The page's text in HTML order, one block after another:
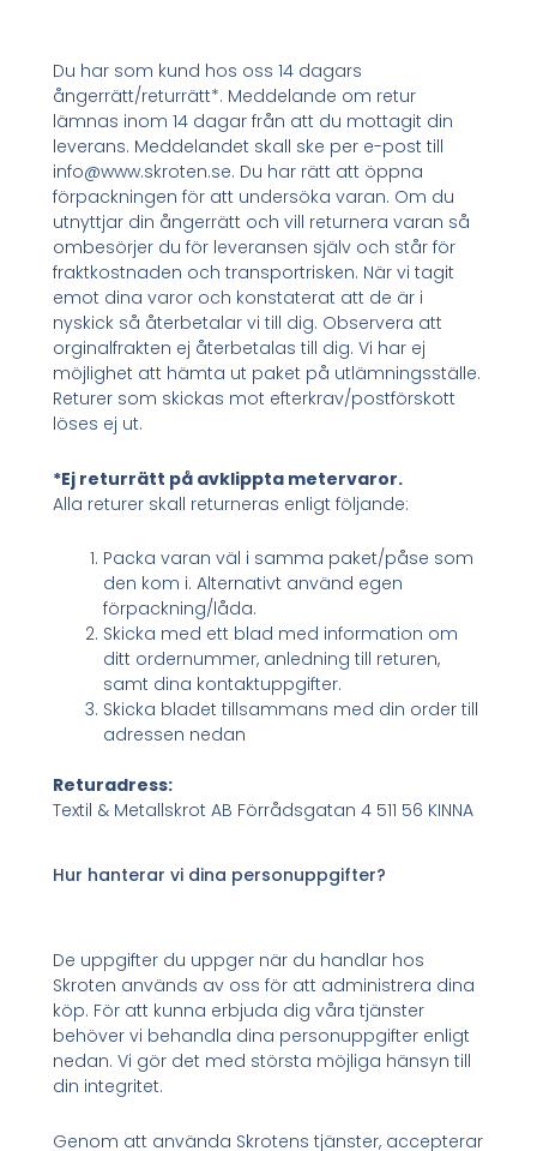
Du har som kund hos oss 14 dagars
ångerrätt/returrätt*. Meddelande om retur
lämnas inom 14 dagar från att du mottagit din
leverans. Meddelandet skall ske per e-post till
info@www.skroten.se. Du har rätt att öppna
förpackningen för att undersöka varan. Om du
utnyttjar din ångerrätt och vill returnera varan så
ombesörjer du för leveransen själv och står för
fraktkostnaden och transportrisken. När vi tagit
emot dina varor och konstaterat att de är i
nyskick så återbetalar vi till dig. Observera att
orginalfrakten ej återbetalas till dig. Vi har ej
möjlighet att hämta ut paket på utlämningsställe.
Returer som skickas mot efterkrav/postförskott
löses ej ut.
*Ej returrätt på avklippta metervaror.
Alla returer skall returneras enligt följande:
Packa varan väl i samma paket/påse som
den kom i. Alternativt använd egen
förpackning/låda.
Skicka med ett blad med information om
ditt ordernummer, anledning till returen,
samt dina kontaktuppgifter.
Skicka bladet tillsammans med din order till
adressen nedan
Returadress:
Textil & Metallskrot AB Förrådsgatan 4 511 56 KINNA
Hur hanterar vi dina personuppgifter?
De uppgifter du uppger när du handlar hos
Skroten används av oss för att administrera dina
köp. För att kunna erbjuda dig våra tjänster
behöver vi behandla dina personuppgifter enligt
nedan. Vi gör det med största möjliga hänsyn till
din integritet.
Genom att använda Skrotens tjänster, accepterar